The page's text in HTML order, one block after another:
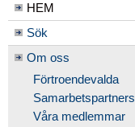
HEM
Sök
Om oss
Förtroendevalda
Samarbetspartners
Våra medlemmar